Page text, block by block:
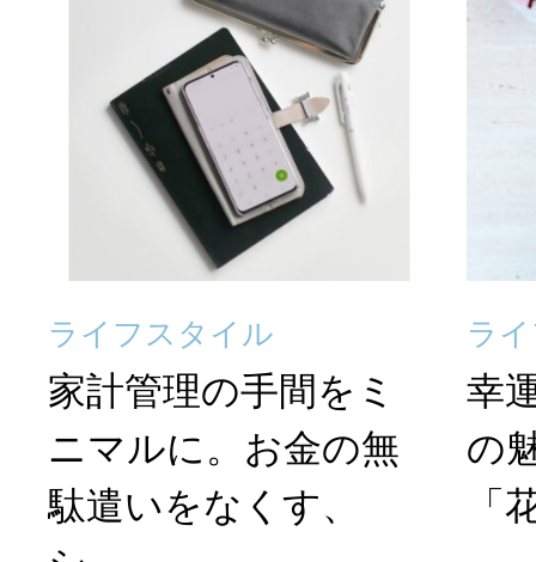
ライフスタイル
家計管理の手間をミ
ニマルに。お金の無
駄遣いをなくす、
ラ
幸
の
「